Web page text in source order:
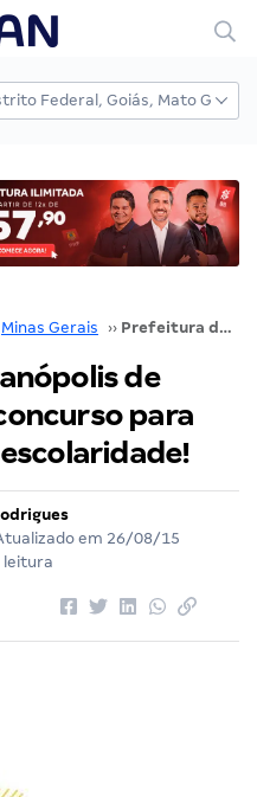
Minas Gerais ›› Prefeitura de Serranópolis de Minas-MG realiza concurso para diversos níveis de escolaridade!
de
para
em 26/08/15
leitura